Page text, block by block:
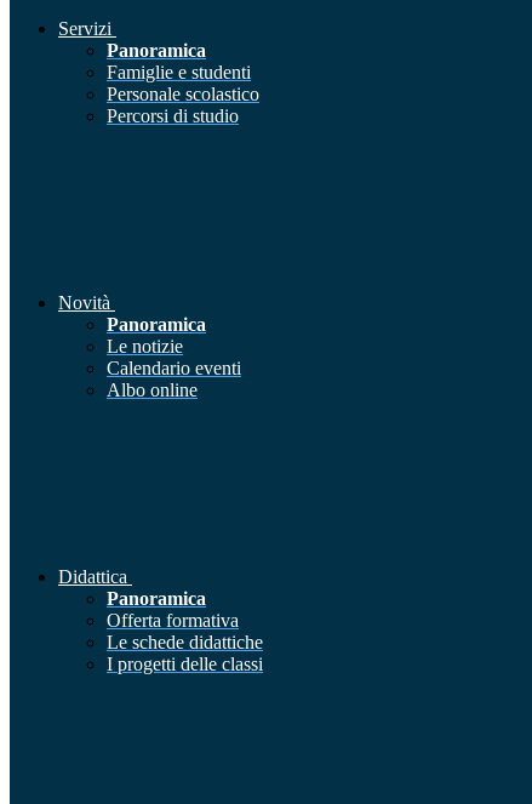
Servizi
Panoramica
Famiglie e studenti
Personale scolastico
Percorsi di studio
Novità
Panoramica
Le notizie
Calendario eventi
Albo online
Didattica
Panoramica
Offerta formativa
Le schede didattiche
I progetti delle classi